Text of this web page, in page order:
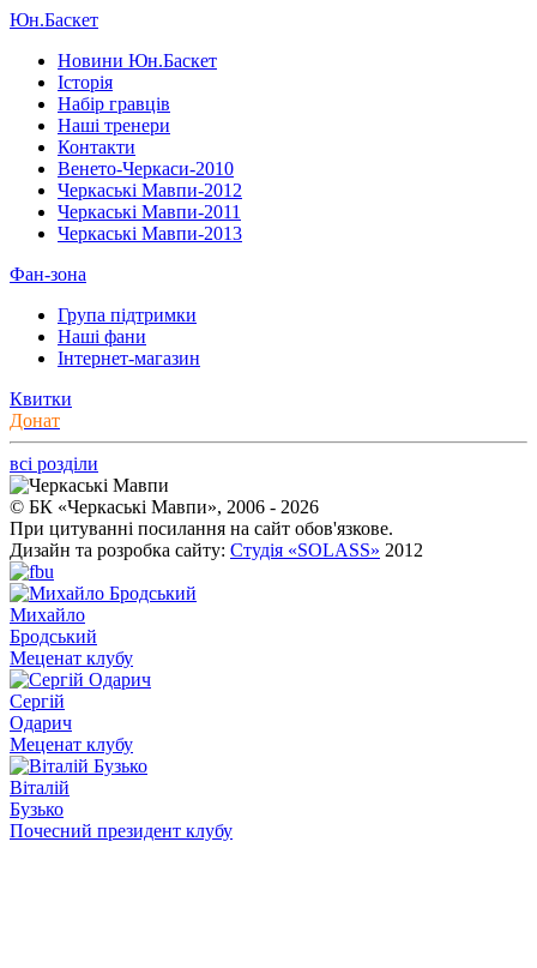
Юн.Баскет
Новини Юн.Баскет
Історія
Набір гравців
Наші тренери
Контакти
Венето-Черкаси-2010
Черкаські Мавпи-2012
Черкаські Мавпи-2011
Черкаські Мавпи-2013
Фан-зона
Група підтримки
Наші фани
Інтернет-магазин
Квитки
Донат
всі розділи
© БК «Черкаські Мавпи», 2006 - 2026
При цитуванні посилання на сайт обов'язкове.
Дизайн та розробка сайту: Студія «SOLASS» 2012
Михайло
Бродський
Меценат клубу
Сергій
Одарич
Меценат клубу
Віталій
Бузько
Почесний президент клубу